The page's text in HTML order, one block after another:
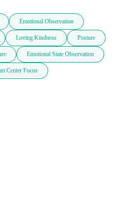
Emotional Observation
Loving Kindness Posture
Emotional State Observation
Center Focus